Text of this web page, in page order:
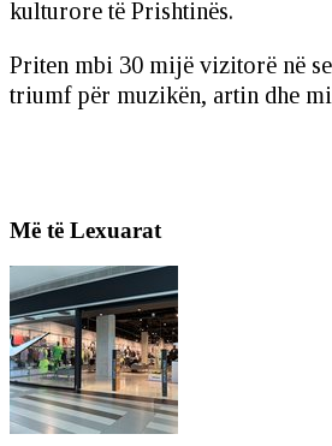
kulturore të Prishtinës.
Priten mbi 30 mijë vizitorë në
triumf për muzikën, artin dhe
Më të Lexuarat